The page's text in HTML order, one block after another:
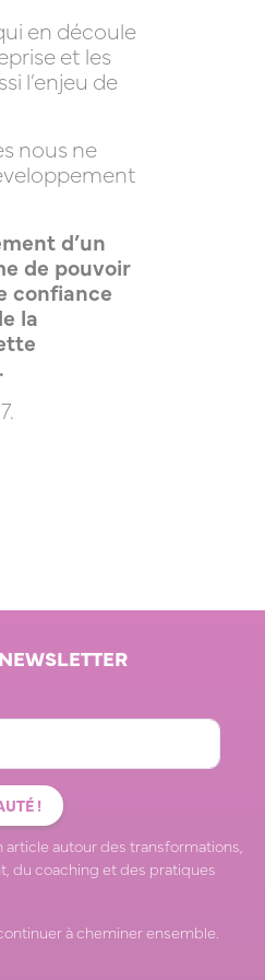
en découle
et les
l’enjeu de
nous ne
d’un
de pouvoir
confiance
la
autour des transformations,
du coaching et des pratiques
à cheminer ensemble.